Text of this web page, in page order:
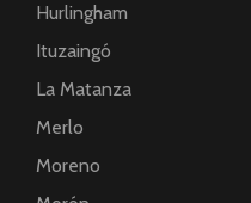
Hurlingham
Ituzaingó
La Matanza
Merlo
Moreno